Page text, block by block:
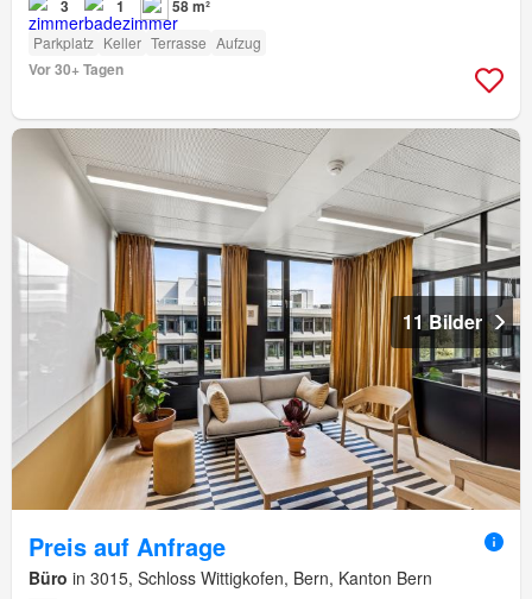
3 1 58 m²
Parkplatz Keller Terrasse Aufzug
Vor 30+ Tagen
11 Bilder
Preis auf Anfrage
Büro in 3015, Schloss Wittigkofen, Bern, Kanton Bern